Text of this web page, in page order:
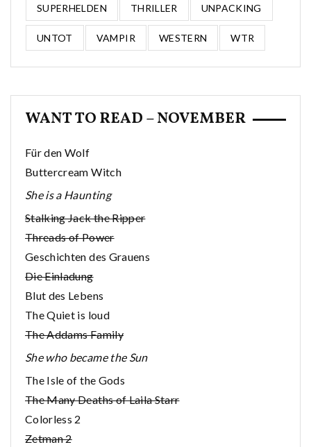
SUPERHELDEN THRILLER UNPACKING
UNTOT VAMPIR WESTERN WTR
WANT TO READ – NOVEMBER
Für den Wolf
Buttercream Witch
She is a Haunting
Stalking Jack the Ripper
Threads of Power
Geschichten des Grauens
Die Einladung
Blut des Lebens
The Quiet is loud
The Addams Family
She who became the Sun
The Isle of the Gods
The Many Deaths of Laila Starr
Colorless 2
Zetman 2